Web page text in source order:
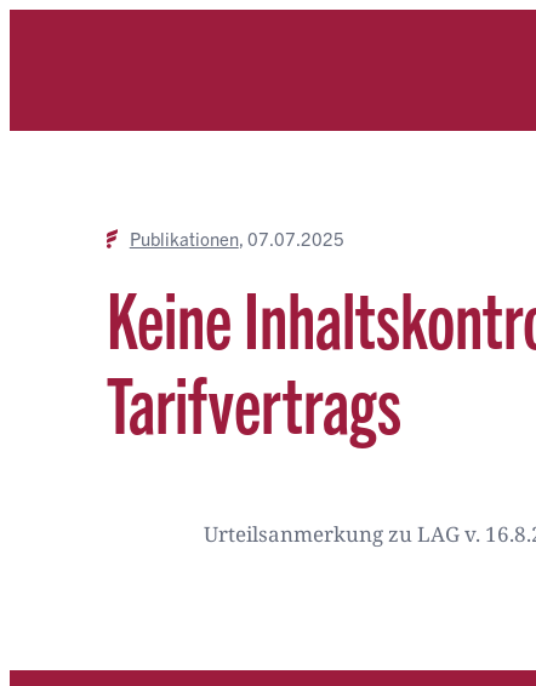
Publikationen 07.07.2025
Keine
Tarifvertrags
Urteilsanmerkung zu LAG v.